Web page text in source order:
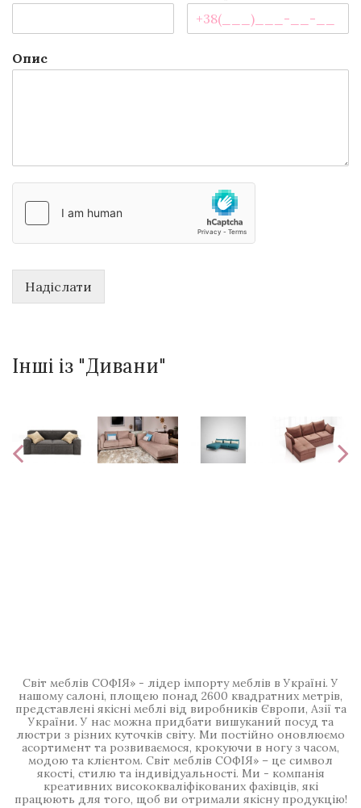
Опис
Надіслати
Інші із "Дивани"
Світ меблів СОФІЯ» - лідер імпорту меблів в Україні. У
нашому салоні, площею понад 2600 квадратних метрів,
представлені якісні меблі від виробників Європи, Азії та
України. У нас можна придбати вишуканий посуд та
люстри з різних куточків світу. Ми постійно оновлюємо
асортимент та розвиваємося, крокуючи в ногу з часом,
модою та клієнтом. Світ меблів СОФІЯ» – це символ
якості, стилю та індивідуальності. Ми - компанія
креативних висококваліфікованих фахівців, які
працюють для того, щоб ви отримали якісну продукцію!